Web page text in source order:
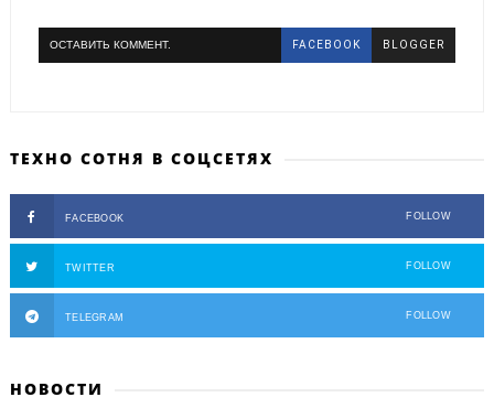
ОСТАВИТЬ КОММЕНТ. FACEBOOK BLOGGER
ТЕХНО СОТНЯ В СОЦСЕТЯХ
FACEBOOK FOLLOW
TWITTER FOLLOW
TELEGRAM FOLLOW
НОВОСТИ